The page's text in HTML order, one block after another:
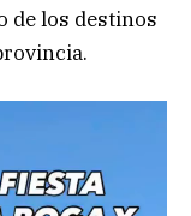
de los destinos